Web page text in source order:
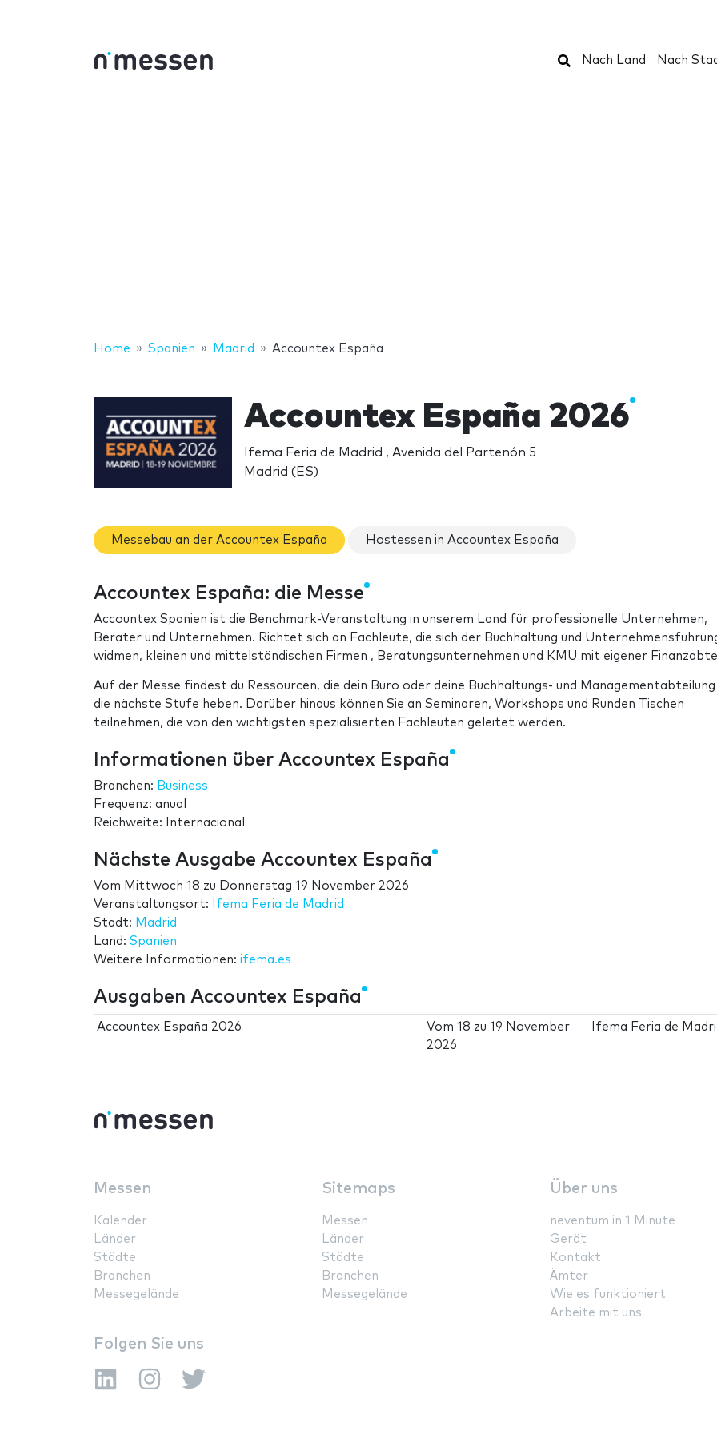
Suchen
Nach Land Nach
Home Spanien Madrid Accountex España
Accountex España 2026
Ifema Feria de Madrid , Avenida del Partenón 5
Madrid (ES)
Messebau an der Accountex España Hostessen in Accountex España
Accountex España: die Messe
Accountex Spanien ist die Benchmark-Veranstaltung in unserem Land für professionelle Unternehmen,
Berater und Unternehmen. Richtet sich an Fachleute, die sich der Buchhaltung und
widmen, kleinen und mittelständischen Firmen , Beratungsunternehmen und KMU mit eigener
Auf der Messe findest du Ressourcen, die dein Büro oder deine Buchhaltungs- und
die nächste Stufe heben. Darüber hinaus können Sie an Seminaren, Workshops und Runden Tischen
teilnehmen, die von den wichtigsten spezialisierten Fachleuten geleitet werden.
Informationen über Accountex España
Branchen: Business
Frequenz: anual
Reichweite: Internacional
Nächste Ausgabe Accountex España
Vom Mittwoch 18 zu Donnerstag 19 November 2026
Veranstaltungsort:
Ifema Feria de Madrid
Stadt: Madrid
Land: Spanien
Weitere Informationen: ifema.es
Ausgaben Accountex España
Accountex España 2026 Vom18 zu19 November
2026
Ifema Feria de
Messen
Kalender
Länder
Städte
Branchen
Messegelände
Sitemaps
Messen
Länder
Städte
Branchen
Messegelände
Über uns
neventum in 1 Minute
Gerät
Kontakt
Ämter
Wie es funktioniert
Arbeite mit uns
Folgen Sie uns